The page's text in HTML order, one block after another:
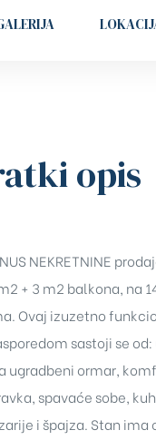
opis
NEKRETNINE
+ 3 m2 balkona, na
Ovaj izuzetno
sastoji se
ugradbeni ormar,
spavaće sobe,
i špajza. Stan ima